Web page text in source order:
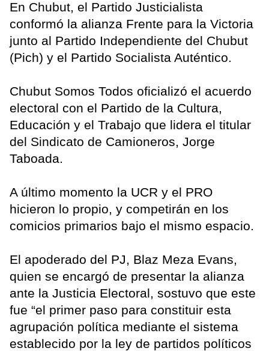
En Chubut, el Partido Justicialista
conformó la alianza Frente para la Victoria
junto al Partido Independiente del Chubut
(Pich) y el Partido Socialista Auténtico.
Chubut Somos Todos oficializó el acuerdo
electoral con el Partido de la Cultura,
Educación y el Trabajo que lidera el titular
del Sindicato de Camioneros, Jorge
Taboada.
A último momento la UCR y el PRO
hicieron lo propio, y competirán en los
comicios primarios bajo el mismo espacio.
El apoderado del PJ, Blaz Meza Evans,
quien se encargó de presentar la alianza
ante la Justicia Electoral, sostuvo que este
fue “el primer paso para constituir esta
agrupación política mediante el sistema
establecido por la ley de partidos políticos